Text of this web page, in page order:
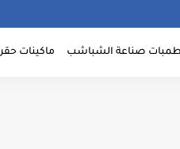
صناعة الشباشب ماكينات